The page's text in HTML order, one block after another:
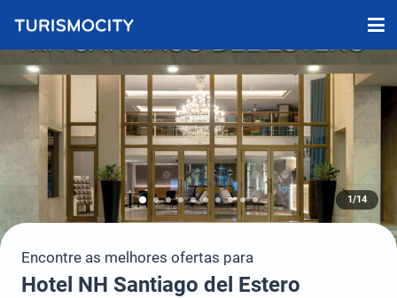
1/14
Encontre as melhores ofertas para
Hotel NH Santiago del Estero